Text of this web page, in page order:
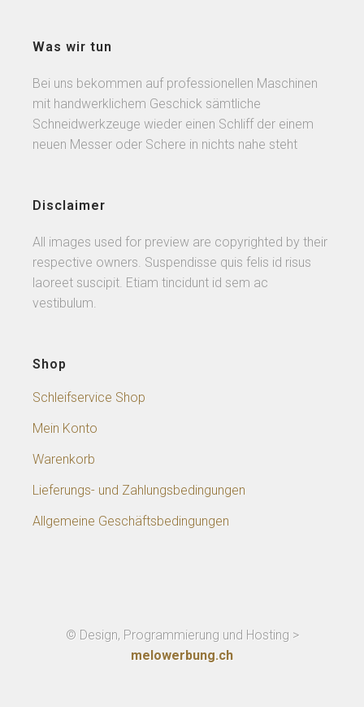
Was wir tun
Bei uns bekommen auf professionellen Maschinen
mit handwerklichem Geschick sämtliche
Schneidwerkzeuge wieder einen Schliff der einem
neuen Messer oder Schere in nichts nahe steht
Disclaimer
All images used for preview are copyrighted by their
respective owners. Suspendisse quis felis id risus
laoreet suscipit. Etiam tincidunt id sem ac
vestibulum.
Shop
Schleifservice Shop
Mein Konto
Warenkorb
Lieferungs- und Zahlungsbedingungen
Allgemeine Geschäftsbedingungen
© Design, Programmierung und Hosting >
melowerbung.ch